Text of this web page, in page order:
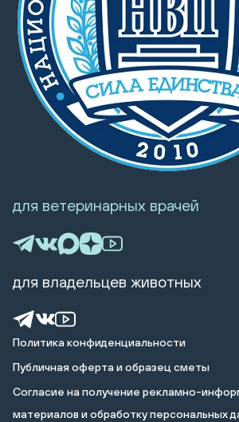
Политика конфиденциальности
Публичная оферта и образец сметы
Cогласие на получение рекламно-
материалов и обработку персональных
для ветеринарных врачей
для владельцев животных